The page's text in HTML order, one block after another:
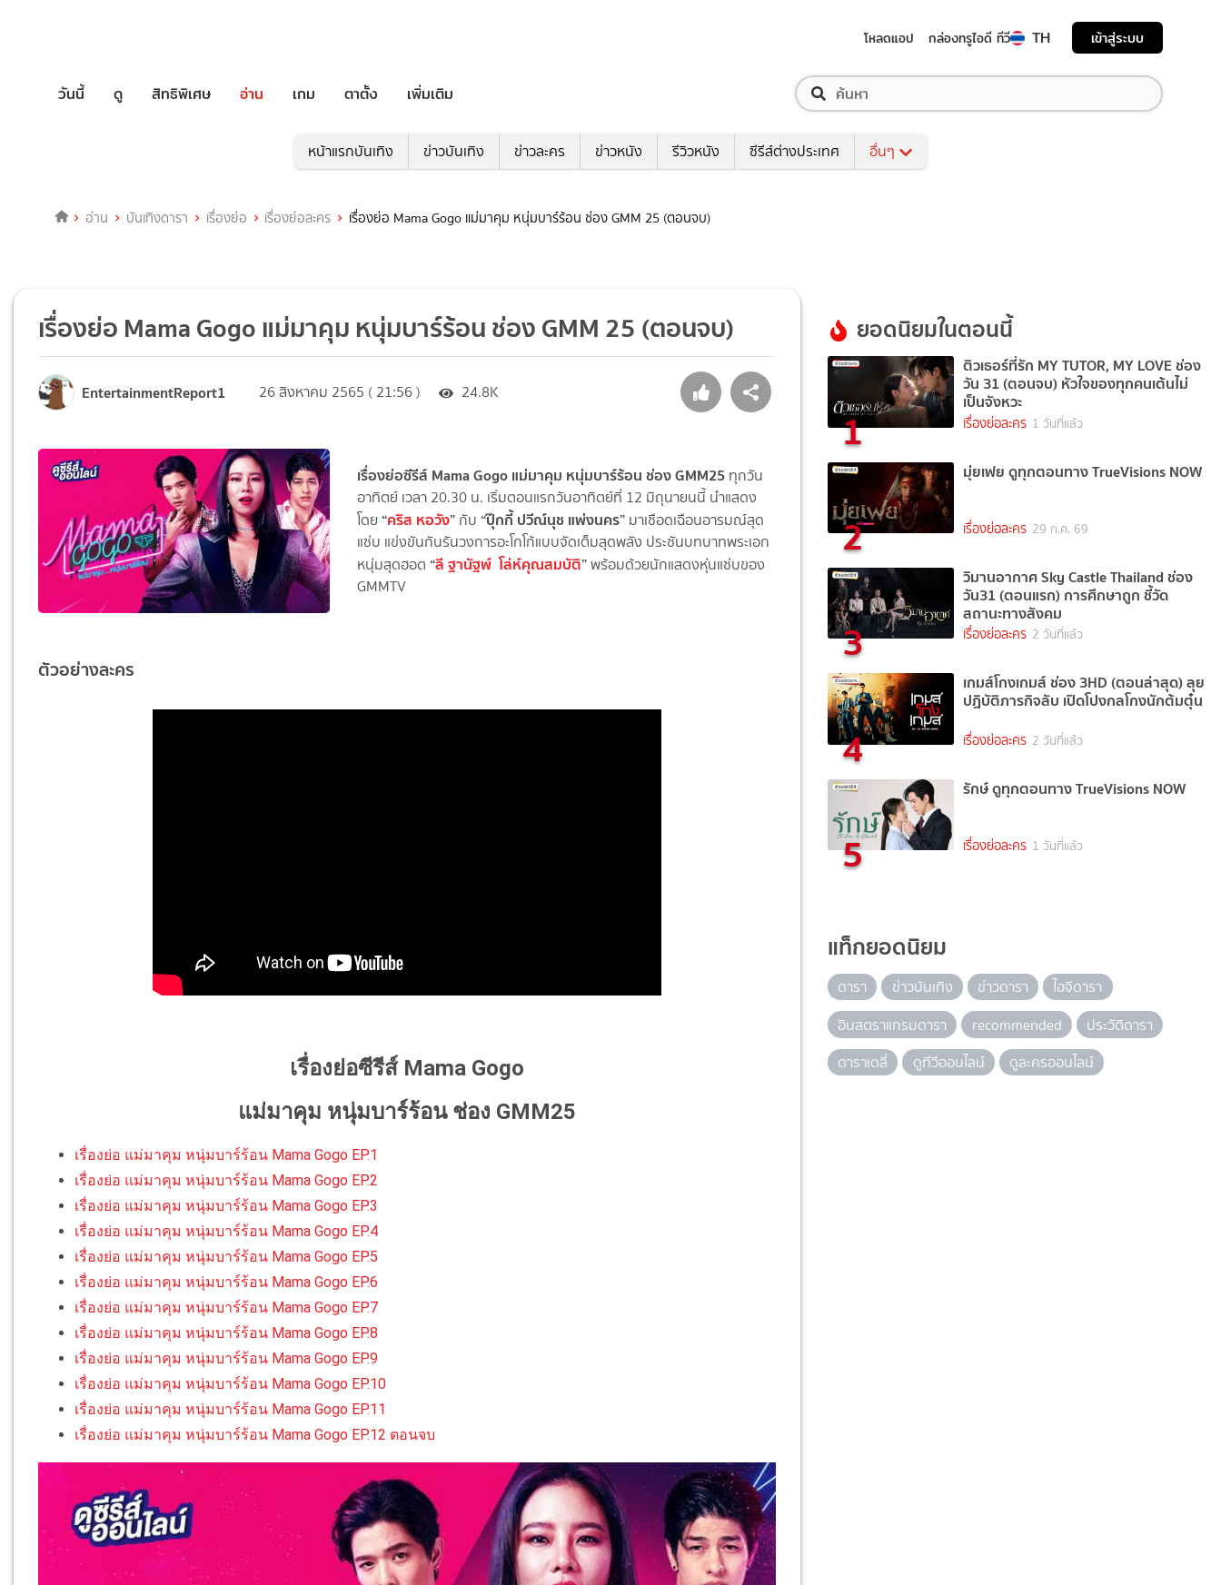
โหลดแอป กล่องทรูไอดี ทีวี TH เข้าสู่ระบบ
วันนี้ ดู สิทธิพิเศษ อ่าน เกม ตาตั้ง เพิ่มเติม
หน้าแรกบันเทิง ข่าวบันเทิง ข่าวละคร ข่าวหนัง รีวิวหนัง ซีรีส์ต่างประเทศ อื่นๆ
อ่าน บันเทิงดารา เรื่องย่อ เรื่องย่อละคร เรื่องย่อ Mama Gogo แม่มาคุม หนุ่มบาร์ร้อน ช่อง GMM 25 (ตอนจบ)
เรื่องย่อ Mama Gogo แม่มาคุม หนุ่มบาร์ร้อน ช่อง GMM 25 (ตอนจบ)
EntertainmentReport1 26 สิงหาคม 2565 ( 21:56 ) 24.8K
เรื่องย่อซีรีส์ Mama Gogo แม่มาคุม หนุ่มบาร์ร้อน ช่อง GMM25 ทุกวัน
อาทิตย์ เวลา 20.30 น. เริ่มตอนแรกวันอาทิตย์ที่ 12 มิถุนายนนี้ นำแสดง
โดย “คริส หอวัง”กับ “ปุ๊กกี้ ปวีณ์นุช แพ่งนคร”มาเชือดเฉือนอารมณ์สุด
แซ่บ แข่งขันกันรันวงการอะโกโก้แบบจัดเต็มสุดพลัง ประชันบทบาทพระเอก
หนุ่มสุดฮอต “ลี ฐานัฐพ์ โล่ห์คุณสมบัติ”พร้อมด้วยนักแสดงหุ่นแซ่บของ
GMMTV
ตัวอย่างละคร
เรื่องย่อซีรีส์ Mama Gogo
แม่มาคุม หนุ่มบาร์ร้อน ช่อง GMM25
เรื่องย่อ แม่มาคุม หนุ่มบาร์ร้อน Mama Gogo EP.1
เรื่องย่อ แม่มาคุม หนุ่มบาร์ร้อน Mama Gogo EP.2
เรื่องย่อ แม่มาคุม หนุ่มบาร์ร้อน Mama Gogo EP.3
เรื่องย่อ แม่มาคุม หนุ่มบาร์ร้อน Mama Gogo EP.4
เรื่องย่อ แม่มาคุม หนุ่มบาร์ร้อน Mama Gogo EP.5
เรื่องย่อ แม่มาคุม หนุ่มบาร์ร้อน Mama Gogo EP.6
เรื่องย่อ แม่มาคุม หนุ่มบาร์ร้อน Mama Gogo EP.7
เรื่องย่อ แม่มาคุม หนุ่มบาร์ร้อน Mama Gogo EP.8
เรื่องย่อ แม่มาคุม หนุ่มบาร์ร้อน Mama Gogo EP.9
เรื่องย่อ แม่มาคุม หนุ่มบาร์ร้อน Mama Gogo EP.10
เรื่องย่อ แม่มาคุม หนุ่มบาร์ร้อน Mama Gogo EP.11
เรื่องย่อ แม่มาคุม หนุ่มบาร์ร้อน Mama Gogo EP.12 ตอนจบ
ยอดนิยมในตอนนี้
1
ติวเธอร์ที่รัก MY TUTOR, MY LOVE ช่อง
วัน 31 (ตอนจบ) หัวใจของทุกคนเต้นไม่
เป็นจังหวะ
เรื่องย่อละคร 1 วันที่แล้ว
2
มุ่ยเฟย ดูทุกตอนทาง TrueVisions NOW
เรื่องย่อละคร 29 ก.ค. 69
3
วิมานอากาศ Sky Castle Thailand ช่อง
วัน31 (ตอนแรก) การศึกษาถูก ชี้วัด
สถานะทางสังคม
เรื่องย่อละคร 2 วันที่แล้ว
4
เกมส์โกงเกมส์ ช่อง 3HD (ตอนล่าสุด) ลุย
ปฏิบัติภารกิจลับ เปิดโปงกลโกงนักต้มตุ๋น
เรื่องย่อละคร 2 วันที่แล้ว
5
รักษ์ ดูทุกตอนทาง TrueVisions NOW
เรื่องย่อละคร 1 วันที่แล้ว
แท็กยอดนิยม
ดารา ข่าวบันเทิง ข่าวดารา
ไอจีดารา
อินสตราแกรมดารา
recommended
ประวัติดารา
ดาราเดลี่
ดูทีวีออนไลน์ ดูละครออนไลน์